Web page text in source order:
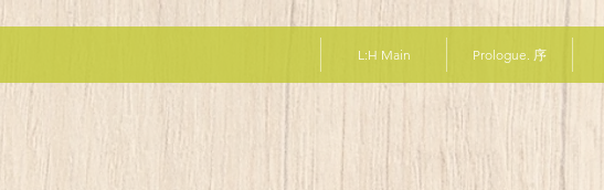
L:H Main Prologue. 序